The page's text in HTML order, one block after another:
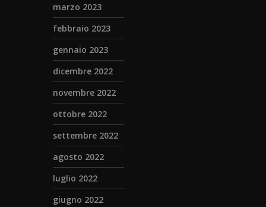
marzo 2023
febbraio 2023
gennaio 2023
dicembre 2022
novembre 2022
ottobre 2022
settembre 2022
agosto 2022
luglio 2022
giugno 2022